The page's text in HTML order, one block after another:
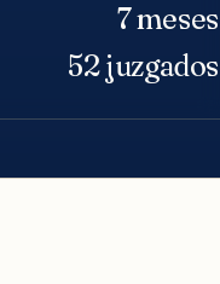
7 meses
52 juzgados